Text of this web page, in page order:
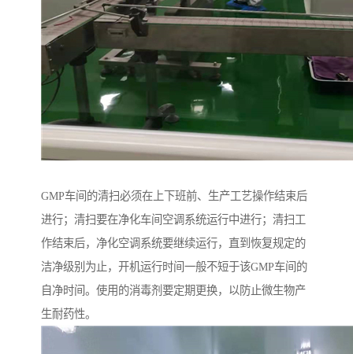
GMP车间的清扫必须在上下班前、生产工艺操作结束后
进行；清扫要在净化车间空调系统运行中进行；清扫工
作结束后，净化空调系统要继续运行，直到恢复规定的
洁净级别为止，开机运行时间一般不短于该GMP车间的
自净时间。使用的消毒剂要定期更换，以防止微生物产
生耐药性。